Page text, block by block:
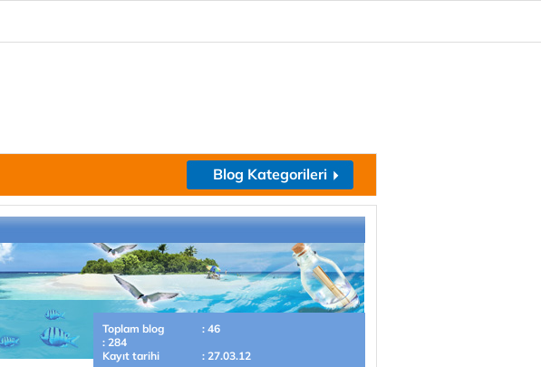
Blog Kategorileri
Toplam blog
: 46
: 284
Kayıt tarihi
: 27.03.12